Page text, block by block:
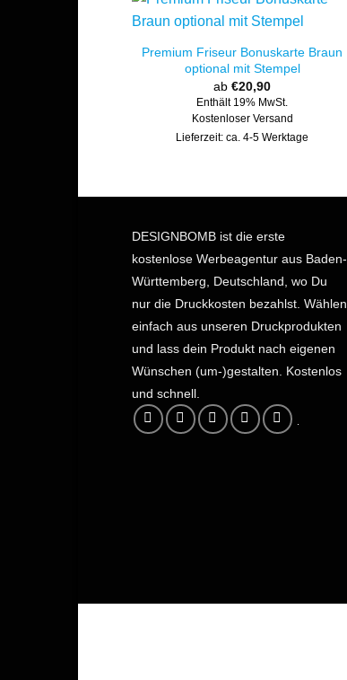
Premium Friseur Bonuskarte Braun
optional mit Stempel
ab€20,90
Enthält 19% MwSt.
Kostenloser Versand
Lieferzeit: ca. 4-5 Werktage
DESIGNBOMB ist die erste
kostenlose Werbeagentur aus Baden-
Württemberg, Deutschland, wo Du
nur die Druckkosten bezahlst. Wählen
einfach aus unseren Druckprodukten
und lass dein Produkt nach eigenen
Wünschen (um-)gestalten. Kostenlos
und schnell.